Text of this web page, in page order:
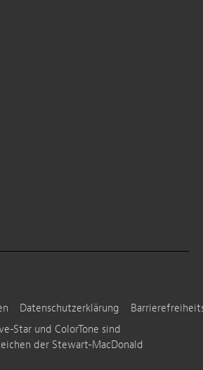
Datenschutzerklärung
Star und ColorTone sind
der Stewart-MacDonald